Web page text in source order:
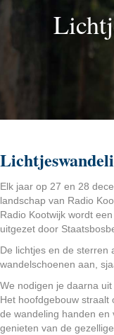
Elk jaar op 27 en 28
landschap van Radio
Radio Kootwijk wordt
uitgezet door
De lichtjes en de sterren
wandelschoenen aan,
We nodigen je daarna
Het hoofdgebouw straalt
de wandeling handen en
genieten van de